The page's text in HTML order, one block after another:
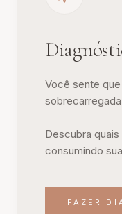
Você sente
Descubra
consumindo
FAZER